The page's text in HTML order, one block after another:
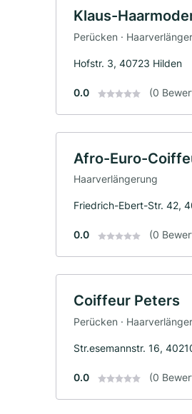
Klaus-
Perücken ·
Hofstr. 3, 40723 Hilden
0.0 (0
Afro-Euro-
Haarverlängerung
Friedrich-Ebert-Str. 42,
0.0 (0
Coiffeur Peters
Perücken ·
Str.esemannstr. 16,
0.0 (0